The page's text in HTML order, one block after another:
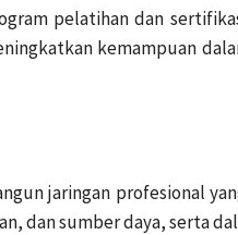
pelatihan dan
kemampuan
jaringan profesional
dan sumber daya, serta